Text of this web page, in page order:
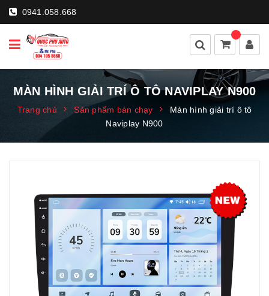
0941.058.668
MÀN HÌNH GIẢI TRÍ Ô TÔ NAVIPLAY N900
Trang chủ Sản phẩm bán chạy
Màn hình giải trí ô tô
Naviplay N900